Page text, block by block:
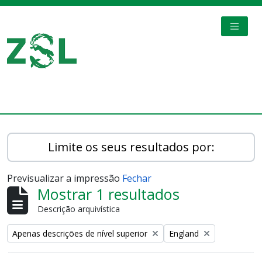
Limite os seus resultados por:
Previsualizar a impressão Fechar
Mostrar 1 resultados
Descrição arquivística
Remove filter:
Apenas descrições de nível superior Remove filter:
England